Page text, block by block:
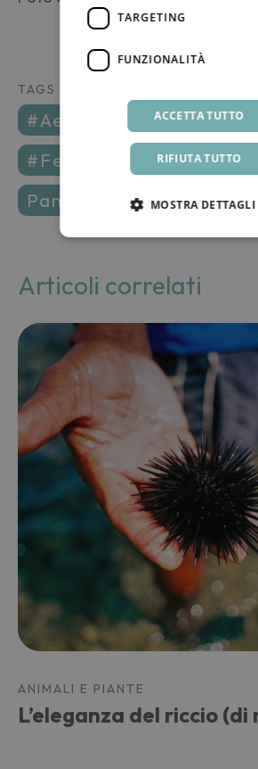
TAGS
#aeroporto #bielica
#felino
#gatto
pantelleria
Articoli correlati
ANIMALI E PIANTE
L’eleganza del riccio (di
TARGETING
FUNZIONALITÀ
ACCETTA TUTTO
RIFIUTA TUTTO
MOSTRA DETTAGLI